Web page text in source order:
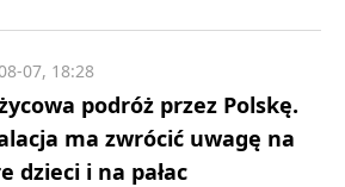
podróż przez Polskę.
ma zwrócić uwagę na
dzieci i na pałac
07, 18:28